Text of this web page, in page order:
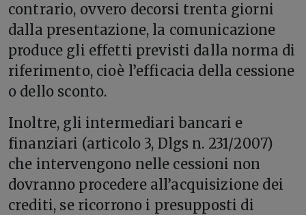
contrario, ovvero decorsi trenta giorni
dalla presentazione, la comunicazione
produce gli effetti previsti dalla norma di
riferimento, cioè l’efficacia della cessione
o dello sconto.
Inoltre, gli intermediari bancari e
finanziari (articolo 3, Dlgs n. 231/2007)
che intervengono nelle cessioni non
dovranno procedere all’acquisizione dei
crediti, se ricorrono i presupposti di